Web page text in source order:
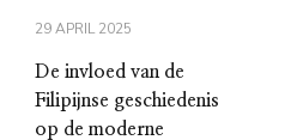
29 APRIL 2025
De invloed van de
Filipijnse geschiedenis
op de moderne